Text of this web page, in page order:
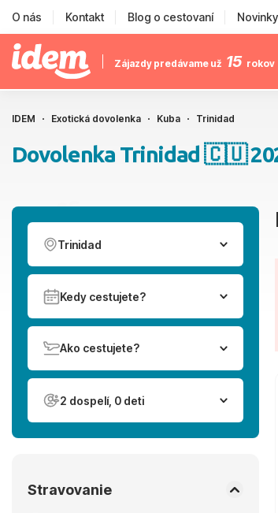
O nás Kontakt Blog o cestovaní Novinky
Zájazdy predávame už 15 rokov
IDEM Exotická dovolenka Kuba Trinidad
Dovolenka Trinidad 🇨🇺
Trinidad
Kedy cestujete?
Ako cestujete?
2 dospelí, 0 deti
Stravovanie